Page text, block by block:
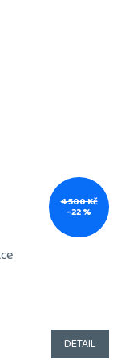
4 500 Kč
–22 %
DETAIL